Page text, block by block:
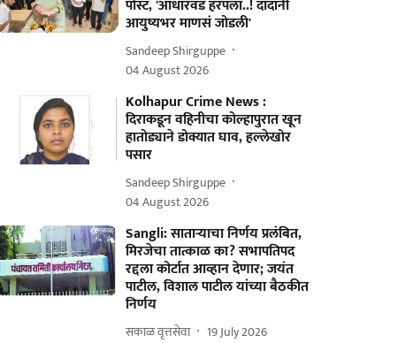
पोस्ट, 'आधारवड हरपला..! दादांनी
आयुष्यभर माणसं जोडली'
Sandeep Shirguppe
04 August 2026
Kolhapur Crime News :
दिराकडून वहिनीचा कोल्हापुरात खून
हातोड्याने डोक्यात घाव, हल्लेखोर
पसार
Sandeep Shirguppe
04 August 2026
Sangli: साताऱ्याचा निर्णय प्रलंबित,
मिरजेचा तात्काळ का? सभापतिपद
रद्दला कोर्टात आव्हान देणार; जयंत
पाटील, विशाल पाटील यांच्या बैठकीत
निर्णय
सकाळ वृत्तसेवा 19 July 2026